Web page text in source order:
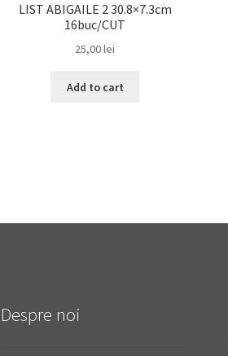
LIST ABIGAILE 2 30.8×7.3cm
16buc/CUT
25,00lei
Add to cart
Despre noi